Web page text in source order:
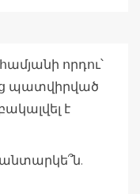
որդու՝
պատվիրված
է